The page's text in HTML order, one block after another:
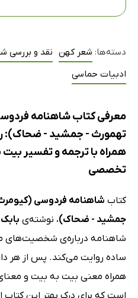
دسته‌ها: شعر کهن نقد و بررسی
ادبیات حماسی
معرفی کتاب شاهنامه
تهمورث - جمشید - ضحاک):
همراه با ترجمه و تفسیر
تخصصی
کتاب شاهنامه فردوسی
جمشید - ضحاک)، نوشته‌ی
شاهنامه درباره‌ی شخصیت‌های
ساده روایت می‌کند. پس از هر
همراه معنی بیت به بیت و
است که برای درک بهتر این کتاب